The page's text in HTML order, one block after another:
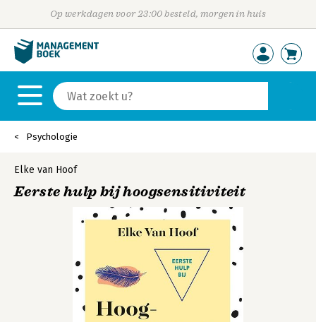
Op werkdagen voor 23:00 besteld, morgen in huis
Psychologie
Elke van Hoof
Eerste hulp bij hoogsensitiviteit